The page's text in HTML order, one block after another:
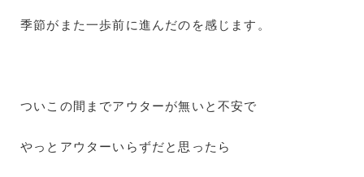
季節がまた一歩前に進んだのを感じます。
ついこの間までアウターが無いと不安で
やっとアウターいらずだと思ったら